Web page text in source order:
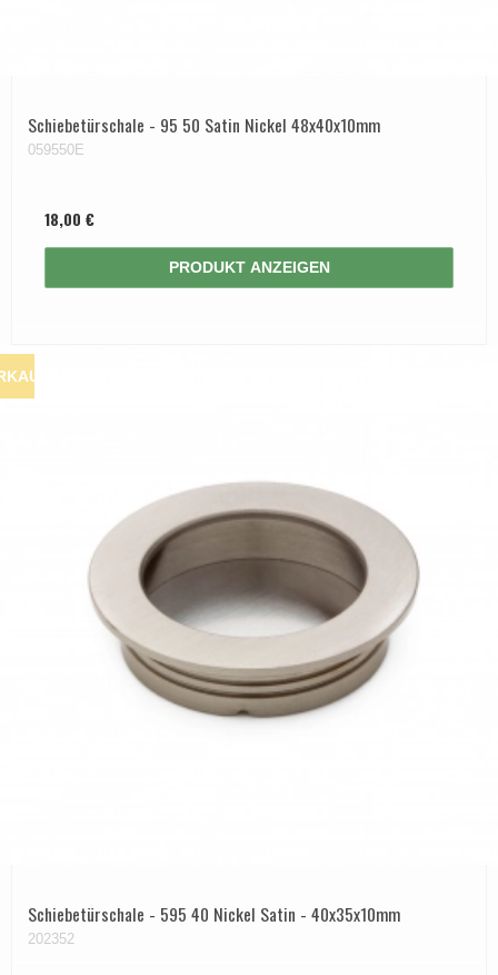
Schiebetürschale - 95 50 Satin Nickel 48x40x10mm
059550E
18,00 €
PRODUKT ANZEIGEN
Schiebetürschale - 595 40 Nickel Satin - 40x35x10mm
202352